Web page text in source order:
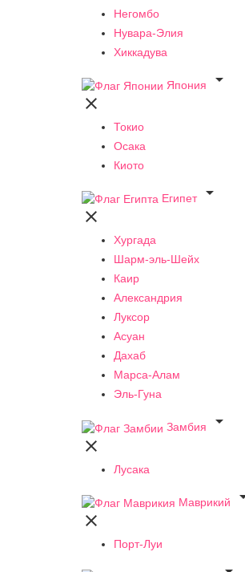
Негомбо
Нувара-Элия
Хиккадува
Япония


Токио
Осака
Киото
Египет


Хургада
Шарм-эль-Шейх
Каир
Александрия
Луксор
Асуан
Дахаб
Марса-Алам
Эль-Гуна
Замбия


Лусака
Маврикий

Порт-Луи